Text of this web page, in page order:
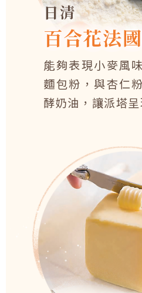
日清
百合花法
能夠表現小麥風
麵包粉，與杏仁
酵奶油，讓派塔